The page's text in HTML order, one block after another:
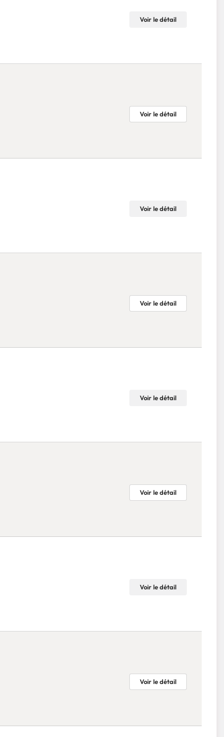
Voir le détail
Voir le détail
Voir le détail
Voir le détail
Voir le détail
Voir le détail
Voir le détail
Voir le détail